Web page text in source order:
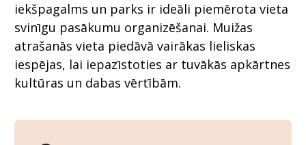
iekšpagalms un parks ir ideāli piemērota vieta
svinīgu pasākumu organizēšanai. Muižas
atrašanās vieta piedāvā vairākas lieliskas
iespējas, lai iepazīstoties ar tuvākās apkārtnes
kultūras un dabas vērtībām.